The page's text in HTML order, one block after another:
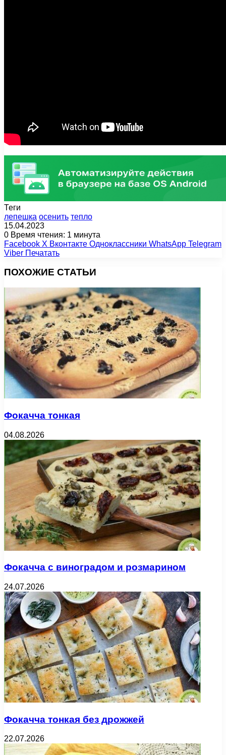
Теги
лепешка осенить тепло
15.04.2023
0 Время чтения: 1 минута
Facebook X Вконтакте Одноклассники WhatsApp Telegram
Viber Печатать
ПОХОЖИЕ СТАТЬИ
Фокачча тонкая
04.08.2026
Фокачча с виноградом и розмарином
24.07.2026
Фокачча тонкая без дрожжей
22.07.2026